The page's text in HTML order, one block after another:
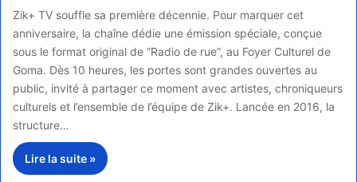
Zik+ TV souffle sa première décennie. Pour marquer cet
anniversaire, la chaîne dédie une émission spéciale, conçue
sous le format original de ”Radio de rue”, au Foyer Culturel de
Goma. Dès 10 heures, les portes sont grandes ouvertes au
public, invité à partager ce moment avec artistes, chroniqueurs
culturels et l’ensemble de l’équipe de Zik+. Lancée en 2016, la
structure…
Lire la suite »